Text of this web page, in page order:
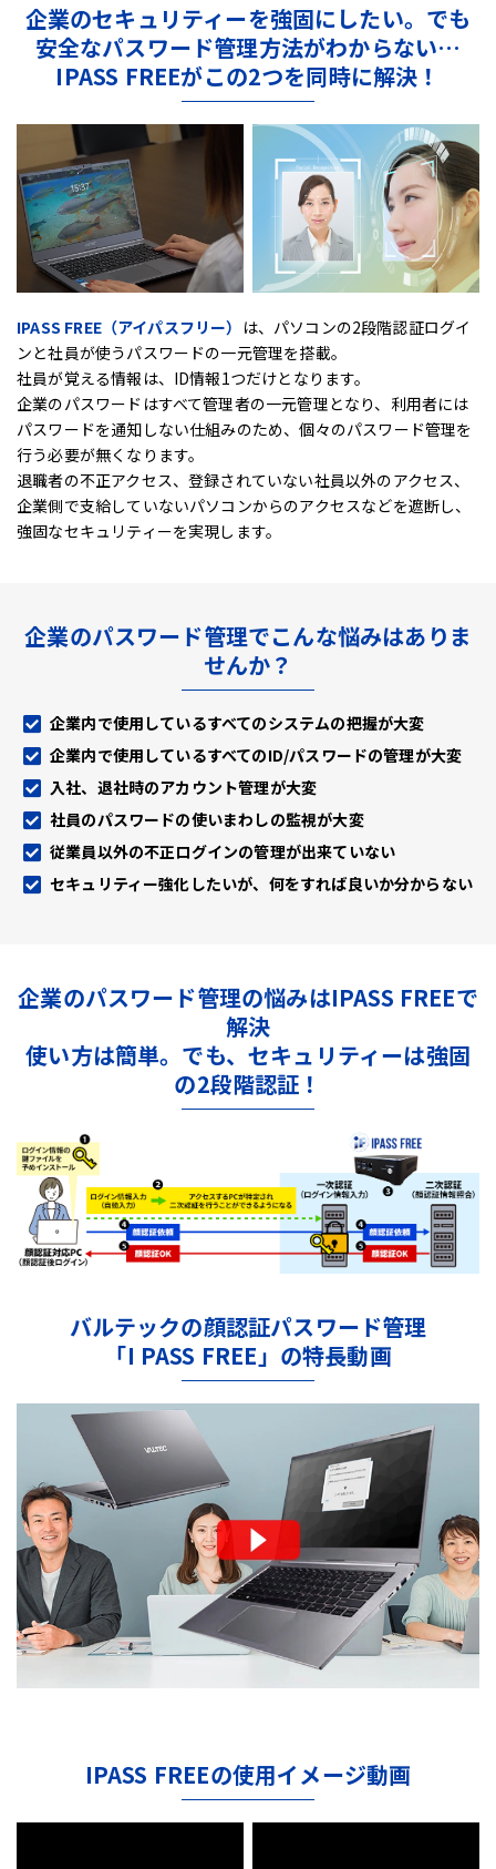
企業のセキュリティーを強固にしたい。 でも
安全なパスワード管理方法がわからない…
IPASS FREEがこの2つを同時に解決！
IPASS FREE（アイパスフリー） は、 パソコンの2段階認証ログイ
ンと社員が使うパスワードの一元管理を搭載。
社員が覚える情報は、ID情報1つだけとなります。
企業のパスワードはすべて管理者の一元管理となり、利用者には
パスワードを通知しない仕組みのため、個々のパスワード管理を
行う必要が無くなります。
退職者の不正アクセス、登録されていない社員以外のアクセス、
企業側で支給していないパソコンからのアクセスなどを遮断し、
強固なセキュリティーを実現します。
企業のパスワード管理でこんな悩みはありま
せんか？
企業内で使用しているすべてのシステムの把握が大変
企業内で使用しているすべてのID/パスワードの管理が大変
入社、退社時のアカウント管理が大変
社員のパスワードの使いまわしの監視が大変
従業員以外の不正ログインの管理が出来ていない
セキュリティー強化したいが、何をすれば良いか分からない
企業のパスワード管理の悩みはIPASS FREEで
解決
使い方は簡単。でも、セキュリティーは強固
の2段階認証！
バルテックの顔認証パスワード管理
「I PASS FREE」の特長動画
IPASS FREEの使用イメージ動画